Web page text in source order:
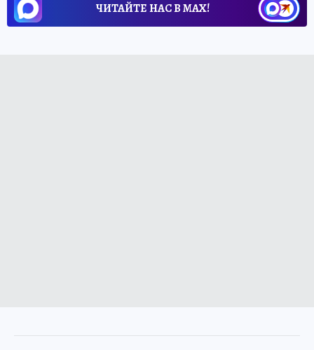
ЧИТАЙТЕ НАС В МАХ!